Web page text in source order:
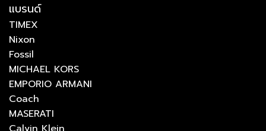
แบรนด์
TIMEX
Nixon
Fossil
MICHAEL KORS
EMPORIO ARMANI
Coach
MASERATI